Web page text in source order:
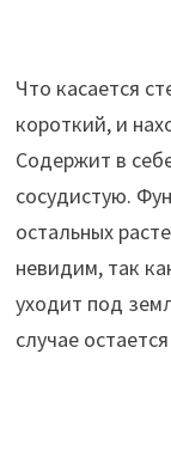
Что касается
короткий, и
Содержит в
сосудистую.
остальных
невидим, так
уходит под
случае